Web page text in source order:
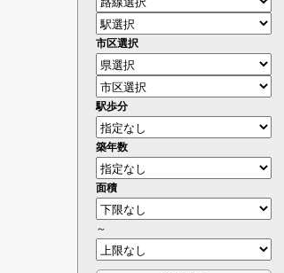
市区選択
駅歩分
築年数
面積
～